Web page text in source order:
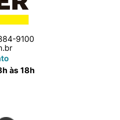
9100
às 18h